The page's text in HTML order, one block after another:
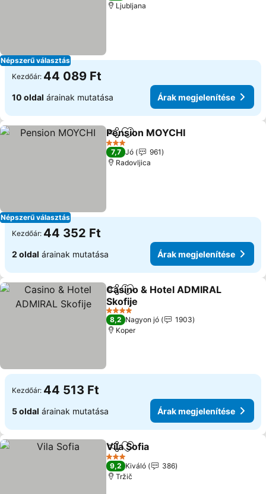
Népszerű választás
Ljubljana
Kezdőár: 44 089 Ft
10 oldal árainak mutatása Árak megjelenítése
Népszerű választás
Megosztás
Hozzáadás a kedvencekhez
Pension MOYCHI
3 Kategória
7,7 Jó
961
Radovljica
Kezdőár: 44 352 Ft
2 oldal árainak mutatása Árak megjelenítése
Megosztás
Hozzáadás a kedvencekhez
Casino & Hotel ADMIRAL
Skofije
Árak megjelenítése
4 Kategória
8,2 Nagyon jó
1903
Koper
Kezdőár: 44 513 Ft
5 oldal árainak mutatása Árak megjelenítése
Megosztás
Hozzáadás a kedvencekhez
Vila Sofia
3 Kategória
9,2 Kiváló
386
Tržič